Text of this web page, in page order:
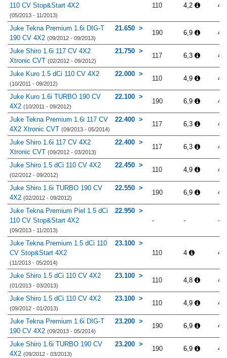
110 CV Stop&Start 4X2
(05/2013 - 11/2013)
110
4,2
Juke Tekna Premium 1.6i DIG-T
190 CV 4X2 (09/2012 - 09/2013)
21.650
190 6,9
Juke Shiro 1.6i 117 CV 4X2
Xtronic CVT (02/2012 - 09/2012)
21.750
117 6,3
Juke Kuro 1.5 dCi 110 CV 4X2
(10/2011 - 09/2012)
22.000
110 4,9
Juke Kuro 1.6i TURBO 190 CV
4X2 (10/2011 - 09/2012)
22.100
190 6,9
Juke Tekna Premium 1.6i 117 CV
4X2 Xtronic CVT (09/2013 - 05/2014)
22.400
117 6,3
Juke Shiro 1.6i 117 CV 4X2
Xtronic CVT (09/2012 - 03/2013)
22.400
117 6,3
Juke Shiro 1.5 dCi 110 CV 4X2
(02/2012 - 09/2012)
22.450
110 4,9
Juke Shiro 1.6i TURBO 190 CV
4X2 (02/2012 - 09/2012)
22.550
190 6,9
Juke Tekna Premium Piel 1.5 dCi
110 CV Stop&Start 4X2
(09/2013 - 11/2013)
22.950
-
- -
Juke Tekna Premium 1.5 dCi 110
CV Stop&Start 4X2
(11/2013 - 05/2014)
23.100
110
4
Juke Shiro 1.5 dCi 110 CV 4X2
(01/2013 - 03/2013)
23.100
110 4,8
Juke Shiro 1.5 dCi 110 CV 4X2
(09/2012 - 01/2013)
23.100
110 4,9
Juke Tekna Premium 1.6i DIG-T
190 CV 4X2 (09/2013 - 05/2014)
23.200
190 6,9
Juke Shiro 1.6i TURBO 190 CV
4X2 (09/2012 - 03/2013)
23.200
190 6,9